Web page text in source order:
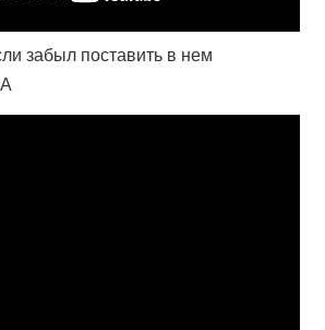
забыл поставить в нем